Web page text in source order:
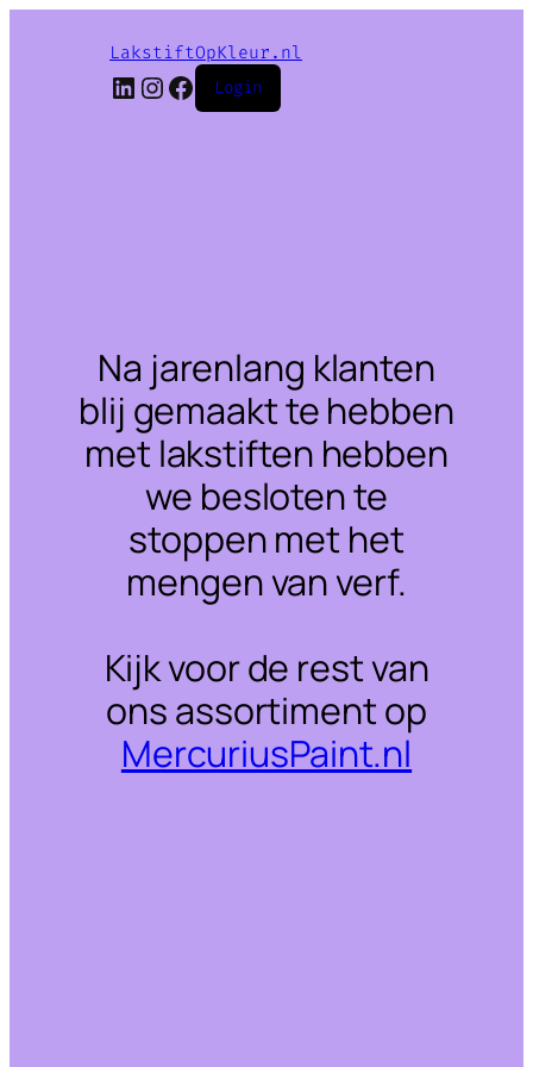
LakstiftOpKleur.nl
LinkedIn
Instagram
Facebook
Login
Na jarenlang klanten
blij gemaakt te hebben
met lakstiften hebben
we besloten te
stoppen met het
mengen van verf.
Kijk voor de rest van
ons assortiment op
MercuriusPaint.nl